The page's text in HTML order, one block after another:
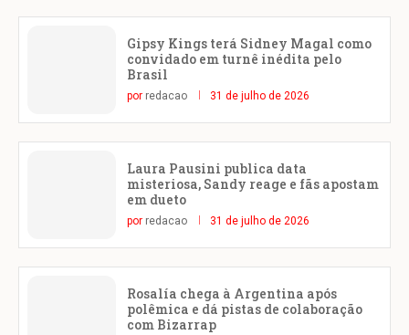
Gipsy Kings terá Sidney Magal como
convidado em turnê inédita pelo
Brasil
por redacao 31 de julho de 2026
Laura Pausini publica data
misteriosa, Sandy reage e fãs apostam
em dueto
por redacao 31 de julho de 2026
Rosalía chega à Argentina após
polêmica e dá pistas de colaboração
com Bizarrap